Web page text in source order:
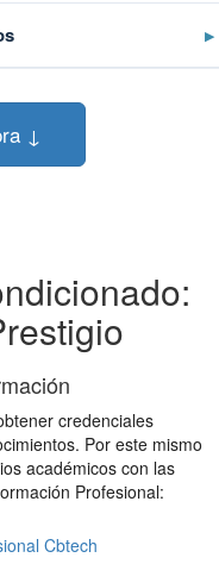
▶
↓
credenciales
Por este mismo
académicos con las
Profesional:
Cbtech